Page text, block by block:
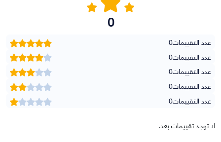
0
عدد التقييمات0
عدد التقييمات0
عدد التقييمات0
عدد التقييمات0
عدد التقييمات0
لا توجد تقييمات بعد.